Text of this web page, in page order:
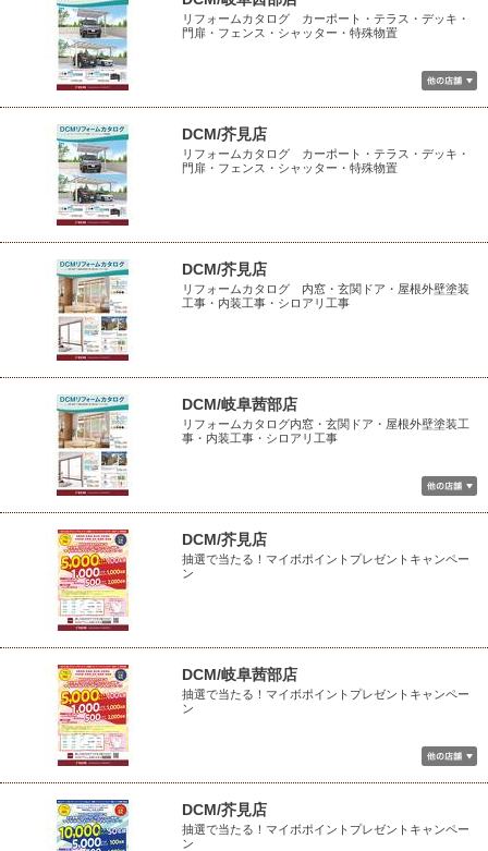
リフォームカタログ カーポート・テラス・デッキ・
門扉・フェンス・シャッター・特殊物置
DCM/芥見店
リフォームカタログ カーポート・テラス・デッキ・
門扉・フェンス・シャッター・特殊物置
DCM/芥見店
リフォームカタログ 内窓・玄関ドア・屋根外壁塗装
工事・内装工事・シロアリ工事
DCM/岐阜茜部店
リフォームカタログ内窓・玄関ドア・屋根外壁塗装工
事・内装工事・シロアリ工事
DCM/芥見店
抽選で当たる！マイボポイントプレゼントキャンペー
ン
DCM/岐阜茜部店
抽選で当たる！マイボポイントプレゼントキャンペー
ン
DCM/芥見店
抽選で当たる！マイボポイントプレゼントキャンペー
ン